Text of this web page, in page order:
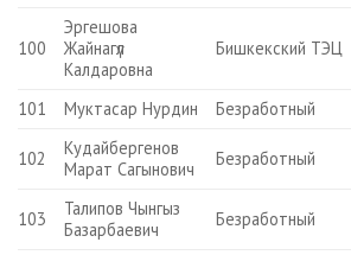
100
Эргешова
Жайнагүл
Калдаровна
Бишкекский ТЭЦ
101
Муктасар Нурдин Безработный
102
Кудайбергенов
Марат Сагынович
Безработный
103
Талипов Чынгыз
Базарбаевич
Безработный